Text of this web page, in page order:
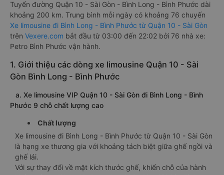
Tuyến đường Quận 10 - Sài Gòn - Bình Long - Bình Phước dài
khoảng 200 km. Trung bình mỗi ngày có khoảng 76 chuyến
Xe limousine đi Bình Long - Bình Phước từ Quận 10 - Sài Gòn
trên Vexere.com bắt đầu từ 03:00 đến 22:02 bởi 76 nhà xe:
Petro Bình Phước vận hành.
1. Giới thiệu các dòng xe limousine Quận 10 - Sài
Gòn Bình Long - Bình Phước
a. Xe limousine VIP Quận 10 - Sài Gòn đi Bình Long - Bình
Phước 9 chỗ chất lượng cao
Chất lượng
Xe limousine đi Bình Long - Bình Phước từ Quận 10 - Sài Gòn
là hạng xe thương gia với khoảng tách biệt giữa ghế ngồi và
ghế lái.
Với sự thay đổi về mặt kích thước ghế, khiến chỗ của hành